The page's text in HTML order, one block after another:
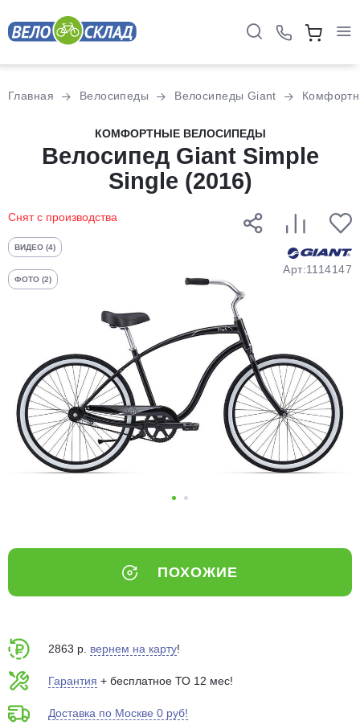
Главная Велосипеды Велосипеды Giant
КОМФОРТНЫЕ ВЕЛОСИПЕДЫ
Велосипед Giant Simple
Single (2016)
Снят с производства
ВИДЕО (4)
ФОТО (2)
Арт:1114147
ПОХОЖИЕ
2863 р. вернем на карту!
Гарантия + бесплатное ТО 12 мес!
Доставка по Москве 0 руб!
Разбейте
оплатуна части
без переплат
График платежей
Добавляйте товары
в корзину
Оплачивайте сегодня только
25% картой любого банка
выбранный способом
Оставшиеся75% будут
Подробнее